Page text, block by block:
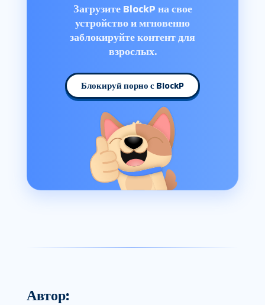
Загрузите BlockP на свое
устройство и мгновенно
заблокируйте контент для
взрослых.
Блокируй порно с BlockP
Автор: